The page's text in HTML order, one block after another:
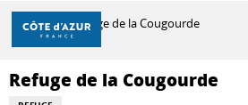
Aller
contenu
principal
DÉCOUVRIR
Accueil Refuge de la Cougourde
Refuge de la Cougourde